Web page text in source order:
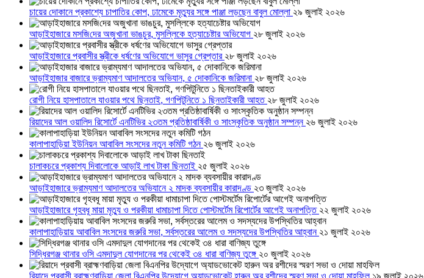
চায়ের দোকানে প্রকাশ্যে চাপাতির কোপ, ঢামেকে মৃত্যুর সঙ্গে পাঞ্জা লড়ছেন বাবুল মোল্লা ২৯ জুলাই ২০২৬
আড়াইহাজারে মস‌জি‌দের অজুখানা ভাঙচুর, মুসল্লিকে হত্যাচেষ্টার অভিযোগ ২৮ জুলাই ২০২৬
আড়াইহাজারে প্রবাসীর স্ত্রীকে ধর্ষণের অভিযোগে ভাসুর গ্রেপ্তার ২৮ জুলাই ২০২৬
আড়াইহাজার বাজারে ভ্রাম্যমাণ আদালতের অভিযান, ৫ দোকানিকে জরিমানা ২৮ জুলাই ২০২৬
রোগী নিয়ে হাসপাতালে যাওয়ার পথে ছিনতাই, গণপিটুনিতে ১ ছিনতাইকারী আহত ২৮ জুলাই ২০২৬
রিয়াদের আল ওয়ালিদ রিসোর্টে এনটিভির ২৩তম প্রতিষ্ঠাবার্ষিকী ও সাংস্কৃতিক অনুষ্ঠান সম্পন্ন ২৬ জুলাই ২০২৬
কালাপাহাড়িয়া ইউনিয়ন আবাবিল সংসদের নতুন কমিটি গঠন ২৬ জুলাই ২০২৬
চালাকচরে প্রকাশ্য দিবালোকে আড়াই লাখ টাকা ছিনতাই ২৫ জুলাই ২০২৬
আড়াইহাজারে ভ্রাম্যমাণ আদালতের অভিযানে ২ মাদক ব্যবসায়ীর কারাদণ্ড ২৩ জুলাই ২০২৬
আড়াইহাজারে গৃহবধূ মায়া মৃত্যু ও পরকীয়া ধামাচাপা দিতে পোস্টমর্টেম রিপোর্টের আগেই অনাপত্তি ২২ জুলাই ২০২৬
কালাপাহাড়িয়ায় আবাবিল সংসদের জরুরি সভা, সর্বস্তরের আলেম ও সদস্যদের উপস্থিতির আহ্বান ২১ জুলাই ২০২৬
সিদ্ধিরগঞ্জ থানার ওসি এমদাদুল যোগদানের পর থেকেই ৩৪ ধারা বাণিজ্য তুঙ্গে ২০ জুলাই ২০২৬